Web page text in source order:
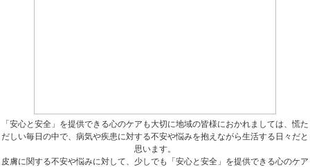
「安心と安全」を提供できる心のケアも大切に地域の皆様におかれましては、慌た
だしい毎日の中で、病気や疾患に対する不安や悩みを抱えながら生活する日々だと
思います。
皮膚に関する不安や悩みに対して、少しでも「安心と安全」を提供できる心のケア